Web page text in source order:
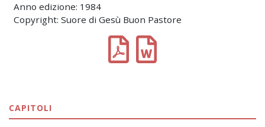
Anno edizione: 1984
Copyright: Suore di Gesù Buon Pastore
CAPITOLI